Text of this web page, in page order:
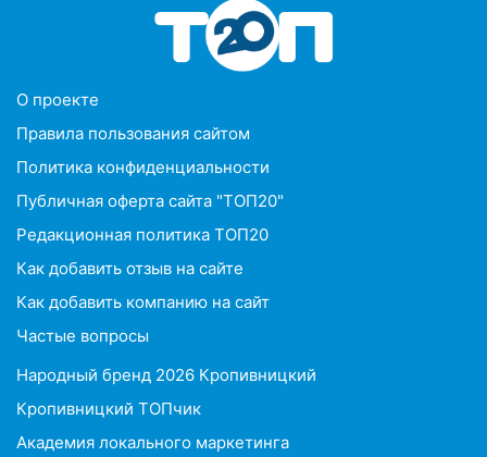
O проекте
Правила пользования сайтом
Политика конфиденциальности
Публичная оферта сайта "ТОП20"
Редакционная политика ТОП20
Как добавить отзыв на сайте
Как добавить компанию на сайт
Частые вопросы
Народный бренд 2026 Кропивницкий
Кропивницкий ТОПчик
Академия локального маркетинга